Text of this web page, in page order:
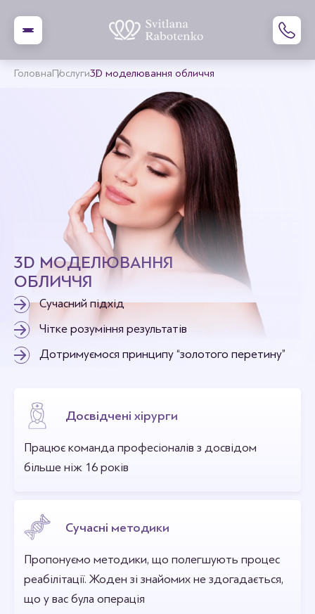
ГоловнаПослуги3D моделювання обличчя
3D МОДЕЛЮВАННЯ
ОБЛИЧЧЯ
Сучасний підхід
Чітке розуміння результатів
Дотримуємося принципу “золотого перетину”
Досвідчені хірурги
Працює команда професіоналів з досвідом
більше ніж 16 років
Сучасні методики
Пропонуємо методики, що полегшують процес
реабілітації. Жоден зі знайомих не здогадається,
що у вас була операція